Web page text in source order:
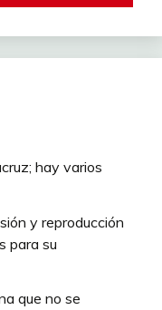
hay varios
y reproducción
para su
que no se